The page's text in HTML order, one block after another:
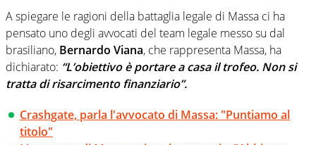
A spiegare le ragioni della battaglia legale di Massa ci ha
pensato uno degli avvocati del team legale messo su dal
brasiliano, Bernardo Viana, che rappresenta Massa, ha
dichiarato: “L’obiettivo è portare a casa il trofeo. Non si
tratta di risarcimento finanziario”.
Crashgate, parla l'avvocato di Massa: "Puntiamo al
titolo"